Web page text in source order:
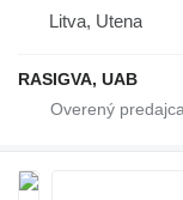
Litva, Utena
RASIGVA, UAB